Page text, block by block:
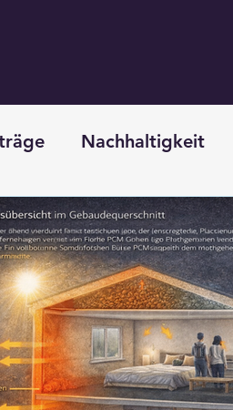
Nachhaltigkeit
Informationen